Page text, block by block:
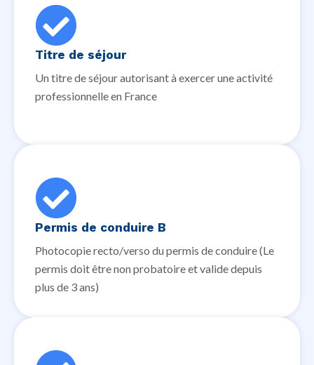
Titre de séjour
Un titre de séjour autorisant à exercer une activité
professionnelle en France
Permis de conduire B
Photocopie recto/verso du permis de conduire (Le
permis doit être non probatoire et valide depuis
plus de 3 ans)